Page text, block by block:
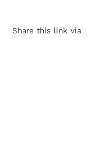
Share this link via